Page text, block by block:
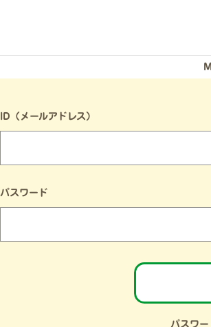
ID（メールアドレス）
パスワード
パスワ